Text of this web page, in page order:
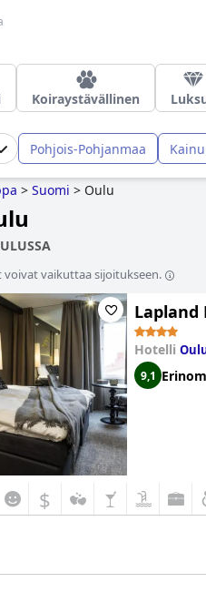
Koiraystävällinen
Pohjois-Pohjanmaa
> Suomi > Oulu
voivat vaikuttaa sijoitukseen.
Lapland
Hotelli
9,1
$